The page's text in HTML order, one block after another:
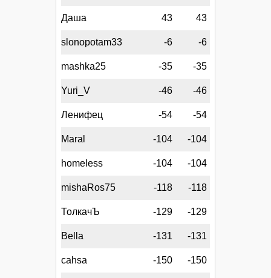
Даша 43 43
slonopotam33 -6 -6
mashka25 -35 -35
Yuri_V -46 -46
Ленифец -54 -54
Maral -104 -104
homeless -104 -104
mishaRos75 -118 -118
ТолкачЪ -129 -129
Bella -131 -131
cahsa -150 -150